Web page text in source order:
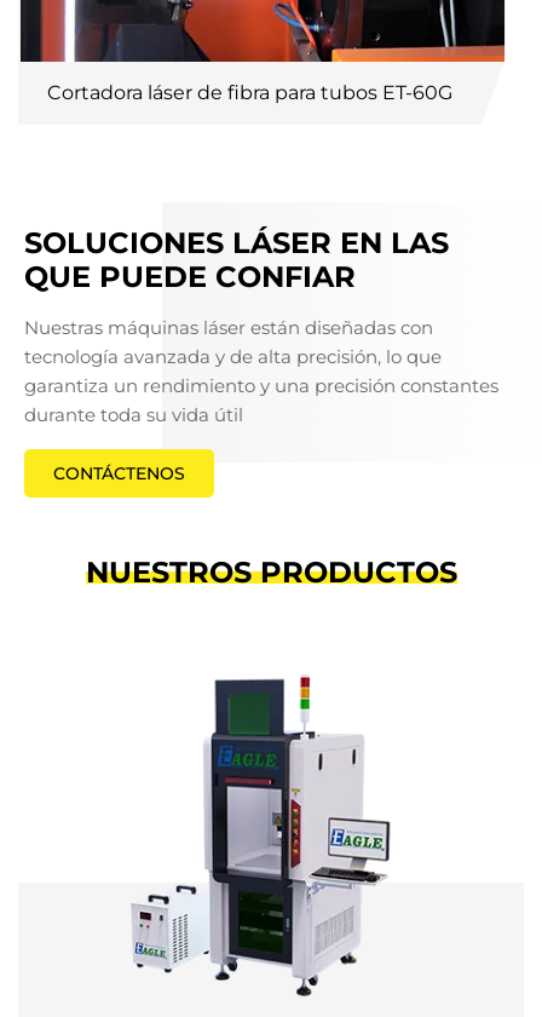
Cortadora láser de fibra para tubos ET-60G
SOLUCIONES LÁSER EN LAS
QUE PUEDE CONFIAR
Nuestras máquinas láser están diseñadas con
tecnología avanzada y de alta precisión, lo que
garantiza un rendimiento y una precisión constantes
durante toda su vida útil
CONTÁCTENOS
NUESTROS PRODUCTOS